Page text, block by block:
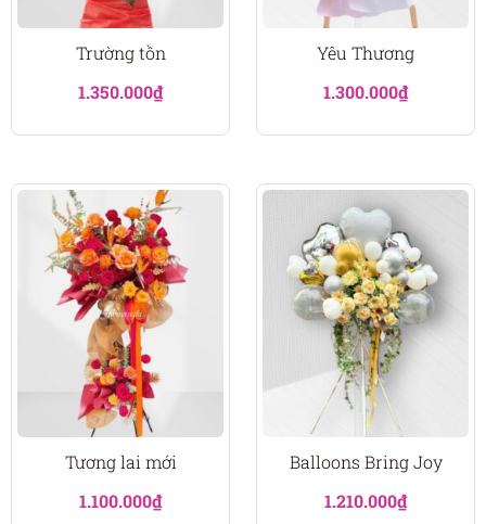
Trường tồn
1.350.000₫
Yêu Thương
1.300.000₫
Tương lai mới
1.100.000₫
Balloons Bring Joy
1.210.000₫